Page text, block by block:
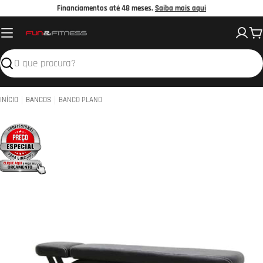
o
conteúdo
Financiamentos até 48 meses.Saiba mais aqui
Pesquisar
INÍCIO BANCOS BANCO PLANO